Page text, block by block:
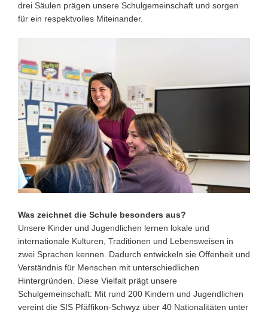
drei Säulen prägen unsere Schulgemeinschaft und sorgen
für ein respektvolles Miteinander.
Was zeichnet die Schule besonders aus?
Unsere Kinder und Jugendlichen lernen lokale und
internationale Kulturen, Traditionen und Lebensweisen in
zwei Sprachen kennen. Dadurch entwickeln sie Offenheit und
Verständnis für Menschen mit unterschiedlichen
Hintergründen. Diese Vielfalt prägt unsere
Schulgemeinschaft: Mit rund 200 Kindern und Jugendlichen
vereint die SIS Pfäffikon-Schwyz über 40 Nationalitäten unter